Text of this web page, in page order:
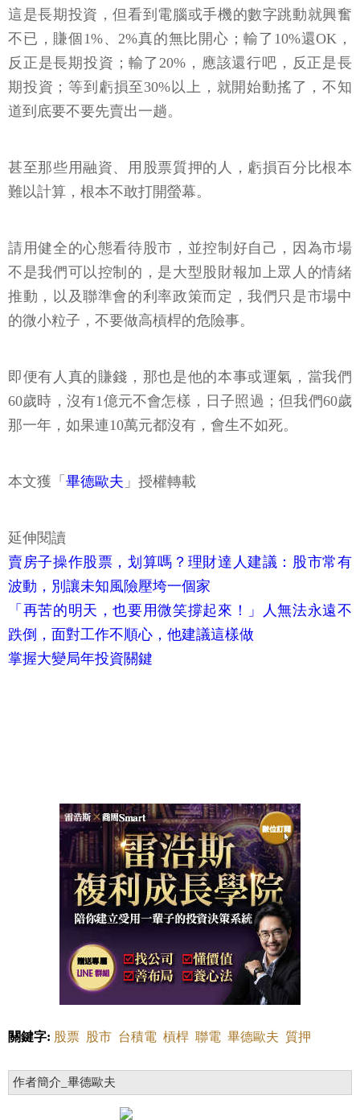
這是長期投資，但看到電腦或手機的數字跳動就興奮
不已，賺個1%、2%真的無比開心；輸了10%還OK，
反正是長期投資；輸了20%，應該還行吧，反正是長
期投資；等到虧損至30%以上，就開始動搖了，不知
道到底要不要先賣出一趟。
甚至那些用融資、用股票質押的人，虧損百分比根本
難以計算，根本不敢打開螢幕。
請用健全的心態看待股市，並控制好自己，因為市場
不是我們可以控制的，是大型股財報加上眾人的情緒
推動，以及聯準會的利率政策而定，我們只是市場中
的微小粒子，不要做高槓桿的危險事。
即便有人真的賺錢，那也是他的本事或運氣，當我們
60歲時，沒有1億元不會怎樣，日子照過；但我們60歲
那一年，如果連10萬元都沒有，會生不如死。
本文獲「 畢德歐夫 」授權轉載
延伸閱讀
賣房子操作股票，划算嗎？理財達人建議：股市常有
波動，別讓未知風險壓垮一個家
「再苦的明天，也要用微笑撐起來！」人無法永遠不
跌倒，面對工作不順心，他建議這樣做
掌握大變局年投資關鍵
關鍵字: 股票 股市 台積電 槓桿 聯電 畢德歐夫 質押
作者簡介_畢德歐夫